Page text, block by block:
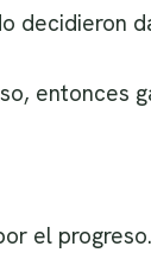
decidieron
entonces
el